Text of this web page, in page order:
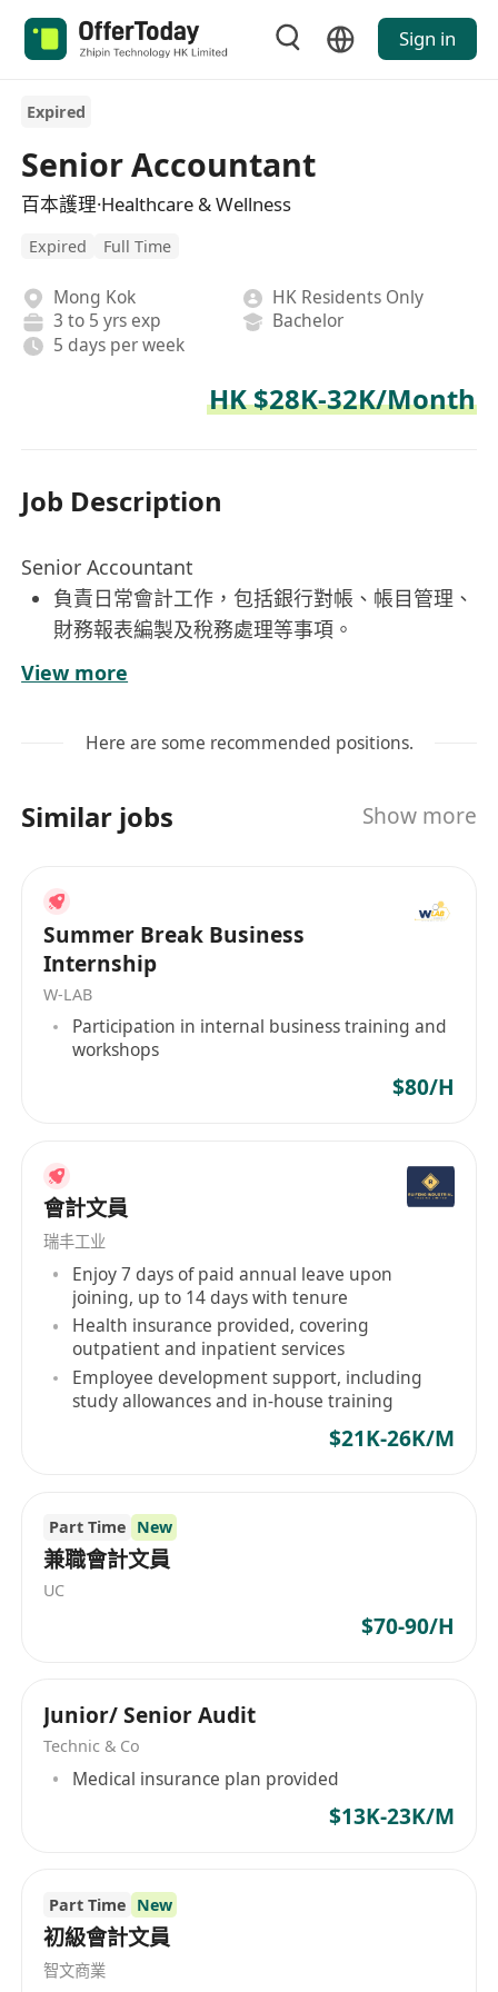
Sign in
Expired
Senior Accountant
百本護理·Healthcare & Wellness
Expired Full Time
Mong Kok
HK Residents Only
3 to 5 yrs exp
Bachelor
5 days per week
HK $28K-32K/Month
Job Description
Senior Accountant
負責日常會計工作，包括銀行對帳、帳目管理、
財務報表編製及稅務處理等事項。
準確。
建議。
支持管理決策。
工作要求：
具備會計或財務相關學士學位，擁有專業會計資
格者優先考慮。
需具備多年會計或財務相關工作經驗，熟悉會計
準則及稅務流程。
有經營管理經驗者尤佳，能協助安排公司日常運
的數據處理能力。
具備良好溝通技巧及團隊合作精神，能夠在壓力
下完成任務。
View more
Here are some recommended positions.
Similar jobs Show more
Summer Break Business
Internship
W-LAB
Participation in internal business training and
workshops
$80/H
會計文員
瑞丰工业
Enjoy 7 days of paid annual leave upon
joining, up to 14 days with tenure
Health insurance provided, covering
outpatient and inpatient services
Employee development support, including
study allowances and in-house training
$21K-26K/M
Part Time New
兼職會計文員
UC
$70-90/H
Junior/ Senior Audit
Technic & Co
Medical insurance plan provided
$13K-23K/M
Part Time New
初級會計文員
智文商業